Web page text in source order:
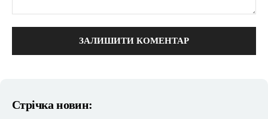
Стрічка новин: